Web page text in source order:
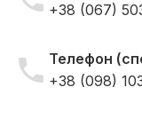
+38 (067)
Телефон
+38 (098)